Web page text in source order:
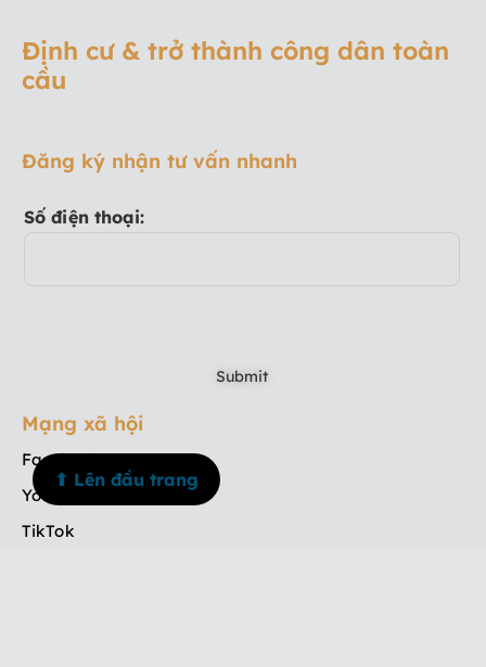
Định cư & trở thành công dân toàn
cầu
Đăng ký nhận tư vấn nhanh
Số điện thoại:
Mạng xã hội
Facebook
Youtube
TikTok
⬆ Lên đầu trang